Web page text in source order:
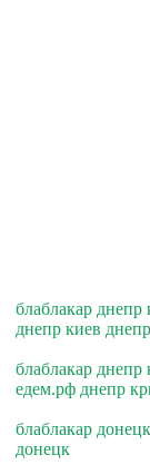
блаблакар днепр
днепр киев
блаблакар днепр
едем.рф днепр
блаблакар
донецк